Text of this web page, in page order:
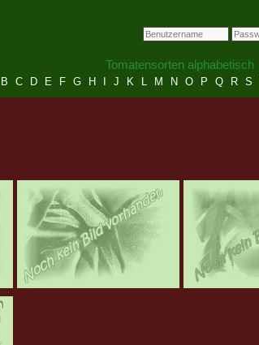
Tomatensorten alphabetisch
B C D E F G H J K L M N O P Q R S